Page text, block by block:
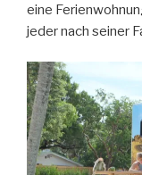
eine
jeder nach seiner